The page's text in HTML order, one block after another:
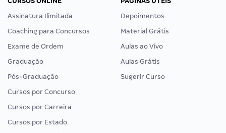
Assinatura Ilimitada
Coaching para Concursos
Exame de Ordem
Graduação
Pós-Graduação
Cursos por Concurso
Cursos por Carreira
Cursos por Estado
Depoimentos
Material Grátis
Aulas ao Vivo
Aulas Grátis
Sugerir Curso